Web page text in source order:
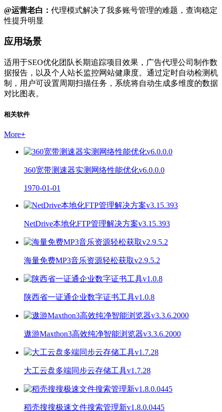
@运营老白： 代理模式解决了我多账号管理的难题，查询稳定
性提升明显
应用场景
适用于SEO优化团队长期追踪项目效果，广告代理公司制作数
据报告，以及个人站长监控网站健康度。通过定时自动检测机
制，用户可设置周期扫描任务，系统将自动生成多维度的数据
对比图表。
相关软件
More+
360宽带测速器实测网络性能优化v6.0.0.0
1970-01-01
NetDrive本地化FTP管理解决方案v3.15.393
海量免费MP3音乐资源轻松获取v2.9.5.2
陕西省一证通企业数字证书工具v1.0.8
遨游Maxthon3高效纯净智能浏览器v3.3.6.2000
大工云盘多端同步云存储工具v1.7.28
稻壳搜搜极速文件搜索管理新v1.8.0.0445